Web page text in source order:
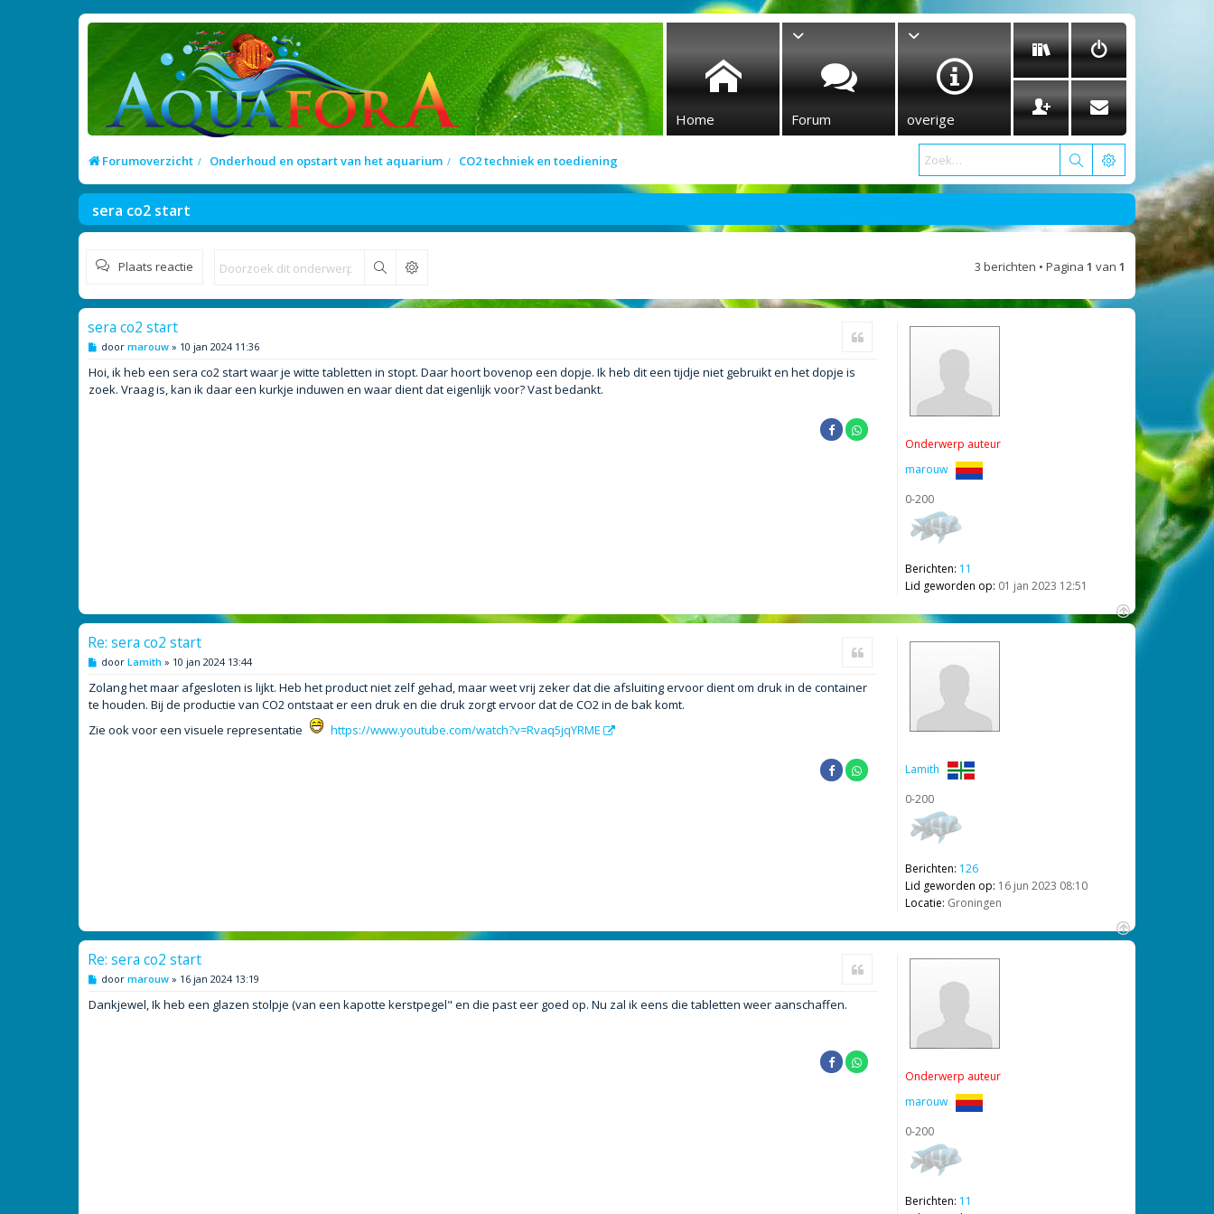
Home Forum overige
Forumoverzicht Onderhoud en opstart van het aquarium CO2 techniek en toediening
sera co2 start
Plaats reactie Zoek 3 berichten • Pagina 1 van 1
Onderwerp auteur
marouw
0-200
Berichten: 11
Lid geworden op: 01 jan 2023 12:51
sera co2 start
B
r
i
c
door marouw » 10 jan 2024 11:36
Hoi, ik heb een sera co2 start waar je witte tabletten in stopt. Daar hoort bovenop een dopje. Ik heb dit een tijdje niet gebruikt en het dopje is
zoek. Vraag is, kan ik daar een kurkje induwen en waar dient dat eigenlijk voor? Vast bedankt.
O
Lamith
0-200
Berichten: 126
Lid geworden op: 16 jun 2023 08:10
Locatie: Groningen
Re: sera co2 start
B
r
i
c
t
door Lamith » 10 jan 2024 13:44
Zolang het maar afgesloten is lijkt. Heb het product niet zelf gehad, maar weet vrij zeker dat die afsluiting ervoor dient om druk in de container
te houden. Bij de productie van CO2 ontstaat er een druk en die druk zorgt ervoor dat de CO2 in de bak komt.
Zie ook voor een visuele representatie
https://www.youtube.com/watch?v=Rvaq5jqYRME
O
Onderwerp auteur
marouw
0-200
Berichten: 11
Re: sera co2 start
B
r
i
door marouw » 16 jan 2024 13:19
Dankjewel, Ik heb een glazen stolpje (van een kapotte kerstpegel" en die past eer goed op. Nu zal ik eens die tabletten weer aanschaffen.